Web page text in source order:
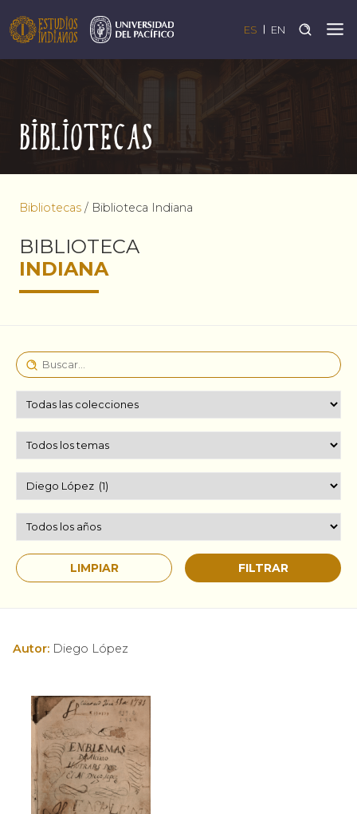
ES EN
Bibliotecas
Bibliotecas / Biblioteca Indiana
BIBLIOTECA
INDIANA
Autor: Diego López